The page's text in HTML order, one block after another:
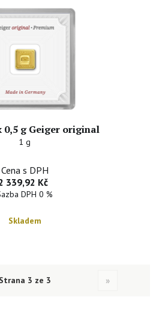
0,5 g Geiger original
1 g
Cena s DPH
339,92 Kč
DPH 0 %
Skladem
Strana 3 ze 3 »